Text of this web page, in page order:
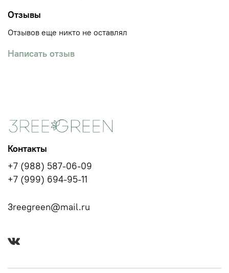
Отзывы
Отзывов еще никто не оставлял
Написать отзыв
Контакты
+7 (988) 587-06-09
+7 (999) 694-95-11
3reegreen@mail.ru